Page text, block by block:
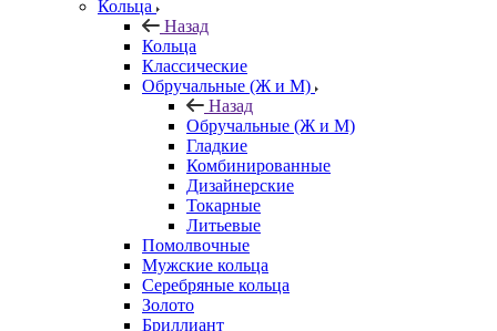
Кольца
Назад
Кольца
Классические
Обручальные (Ж и М)
Назад
Обручальные (Ж и М)
Гладкие
Комбинированные
Дизайнерские
Токарные
Литьевые
Помолвочные
Мужские кольца
Серебряные кольца
Золото
Бриллиант